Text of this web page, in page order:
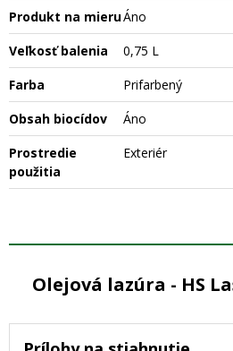
Produkt na mieruÁno
Veľkosť balenia
0,75 L
Farba
Prifarbený
Obsah biocídov
Áno
Prostredie
použitia
Exteriér
Olejová lazúra - HS